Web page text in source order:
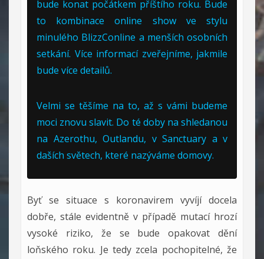
bude konat počátkem příštího roku. Bude
to kombinace online show ve stylu
minulého BlizzConline a menších osobních
setkání. Více informací zveřejníme, jakmile
bude více detailů.
Velmi se těšíme na to, až s vámi budeme
moci znovu slavit. Do té doby na shledanou
na Azerothu, Outlandu, v Sanctuary a v
daších světech, které nazýváme domovy.
Byť se situace s koronavirem vyvíjí docela
dobře, stále evidentně v případě mutací hrozí
vysoké riziko, že se bude opakovat dění
loňského roku. Je tedy zcela pochopitelné, že